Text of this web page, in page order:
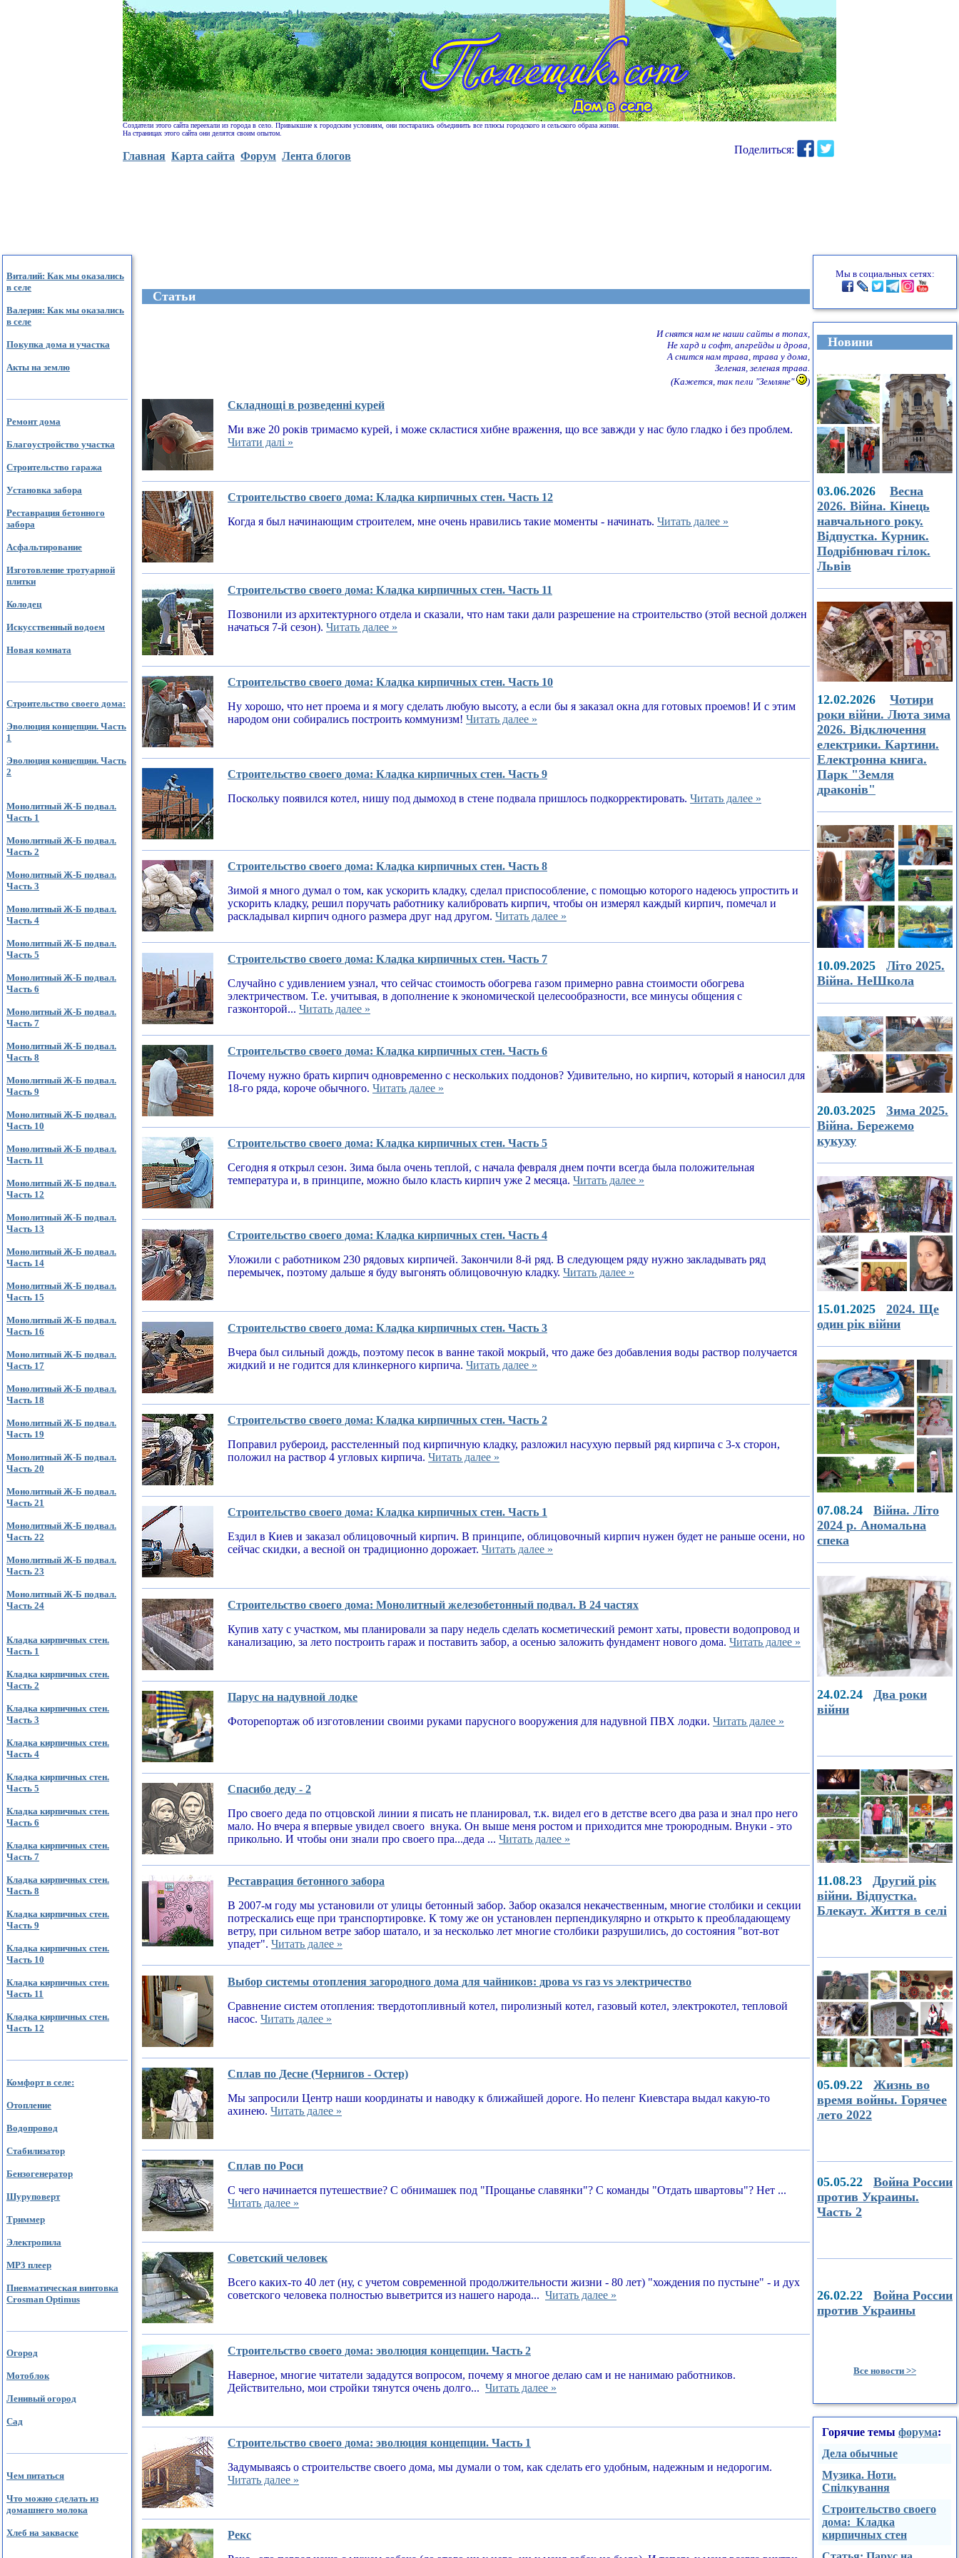
Создатели этого сайта переехали из города в село. Привыкшие к городским условиям, они постарались объединить все плюсы городского и сельского образа жизни.
На страницах этого сайта они делятся своим опытом.
Главная Карта сайта Форум Лента блогов
Поделиться:
Виталий: Как мы оказались
в селе
Валерия: Как мы оказались
в селе
Покупка дома и участка
Акты на землю
Ремонт дома
Благоустройство участка
Строительство гаража
Установка забора
Реставрация бетонного
забора
Асфальтирование
Изготовление тротуарной
плитки
Колодец
Искусственный водоем
Новая комната
Строительство своего дома:
Эволюция концепции. Часть
1
Эволюция концепции. Часть
2
Монолитный Ж-Б подвал.
Часть 1
Монолитный Ж-Б подвал.
Часть 2
Монолитный Ж-Б подвал.
Часть 3
Монолитный Ж-Б подвал.
Часть 4
Монолитный Ж-Б подвал.
Часть 5
Монолитный Ж-Б подвал.
Часть 6
Монолитный Ж-Б подвал.
Часть 7
Монолитный Ж-Б подвал.
Часть 8
Монолитный Ж-Б подвал.
Часть 9
Монолитный Ж-Б подвал.
Часть 10
Монолитный Ж-Б подвал.
Часть 11
Монолитный Ж-Б подвал.
Часть 12
Монолитный Ж-Б подвал.
Часть 13
Монолитный Ж-Б подвал.
Часть 14
Монолитный Ж-Б подвал.
Часть 15
Монолитный Ж-Б подвал.
Часть 16
Монолитный Ж-Б подвал.
Часть 17
Монолитный Ж-Б подвал.
Часть 18
Монолитный Ж-Б подвал.
Часть 19
Монолитный Ж-Б подвал.
Часть 20
Монолитный Ж-Б подвал.
Часть 21
Монолитный Ж-Б подвал.
Часть 22
Монолитный Ж-Б подвал.
Часть 23
Монолитный Ж-Б подвал.
Часть 24
Кладка кирпичных стен.
Часть 1
Кладка кирпичных стен.
Часть 2
Кладка кирпичных стен.
Часть 3
Кладка кирпичных стен.
Часть 4
Кладка кирпичных стен.
Часть 5
Кладка кирпичных стен.
Часть 6
Кладка кирпичных стен.
Часть 7
Кладка кирпичных стен.
Часть 8
Кладка кирпичных стен.
Часть 9
Кладка кирпичных стен.
Часть 10
Кладка кирпичных стен.
Часть 11
Кладка кирпичных стен.
Часть 12
Комфорт в селе:
Отопление
Водопровод
Стабилизатор
Бензогенератор
Шуруповерт
Триммер
Электропила
MP3 плеер
Пневматическая винтовка
Crosman Optimus
Огород
Мотоблок
Ленивый огород
Сад
Чем питаться
Что можно сделать из
домашнего молока
Хлеб на закваске
Cтатьи
И снятся нам не наши сайты в топах,
Не хард и софт, апгрейды и дрова,
А снится нам трава, трава у дома,
Зеленая, зеленая трава.
(Кажется, так пели "Земляне"
)
Складнощі в розведенні курей
Ми вже 20 років тримаємо курей, і може скластися хибне враження, що все завжди у нас було гладко і без проблем.
Читати далі »
Строительство своего дома: Кладка кирпичных стен. Часть 12
Когда я был начинающим строителем, мне очень нравились такие моменты - начинать. Читать далее »
Строительство своего дома: Кладка кирпичных стен. Часть 11
Позвонили из архитектурного отдела и сказали, что нам таки дали разрешение на строительство (этой весной должен
начаться 7-й сезон). Читать далее »
Строительство своего дома: Кладка кирпичных стен. Часть 10
Ну хорошо, что нет проема и я могу сделать любую высоту, а если бы я заказал окна для готовых проемов! И с этим
народом они собирались построить коммунизм! Читать далее »
Строительство своего дома: Кладка кирпичных стен. Часть 9
Поскольку появился котел, нишу под дымоход в стене подвала пришлось подкорректировать. Читать далее »
Строительство своего дома: Кладка кирпичных стен. Часть 8
Зимой я много думал о том, как ускорить кладку, сделал приспособление, с помощью которого надеюсь упростить и
ускорить кладку, решил поручать работнику калибровать кирпич, чтобы он измерял каждый кирпич, помечал и
раскладывал кирпич одного размера друг над другом. Читать далее »
Строительство своего дома: Кладка кирпичных стен. Часть 7
Случайно с удивлением узнал, что сейчас стоимость обогрева газом примерно равна стоимости обогрева
электричеством. Т.е. учитывая, в дополнение к экономической целесообразности, все минусы общения с
газконторой... Читать далее »
Строительство своего дома: Кладка кирпичных стен. Часть 6
Почему нужно брать кирпич одновременно с нескольких поддонов? Удивительно, но кирпич, который я наносил для
18-го ряда, короче обычного. Читать далее »
Строительство своего дома: Кладка кирпичных стен. Часть 5
Сегодня я открыл сезон. Зима была очень теплой, с начала февраля днем почти всегда была положительная
температура и, в принципе, можно было класть кирпич уже 2 месяца. Читать далее »
Строительство своего дома: Кладка кирпичных стен. Часть 4
Уложили с работником 230 рядовых кирпичей. Закончили 8-й ряд. В следующем ряду нужно закладывать ряд
перемычек, поэтому дальше я буду выгонять облицовочную кладку. Читать далее »
Строительство своего дома: Кладка кирпичных стен. Часть 3
Вчера был сильный дождь, поэтому песок в ванне такой мокрый, что даже без добавления воды раствор получается
жидкий и не годится для клинкерного кирпича. Читать далее »
Строительство своего дома: Кладка кирпичных стен. Часть 2
Поправил рубероид, расстеленный под кирпичную кладку, разложил насухую первый ряд кирпича с 3-х сторон,
положил на раствор 4 угловых кирпича. Читать далее »
Строительство своего дома: Кладка кирпичных стен. Часть 1
Ездил в Киев и заказал облицовочный кирпич. В принципе, облицовочный кирпич нужен будет не раньше осени, но
сейчас скидки, а весной он традиционно дорожает. Читать далее »
Строительство своего дома: Монолитный железобетонный подвал. В 24 частях
Купив хату с участком, мы планировали за пару недель сделать косметический ремонт хаты, провести водопровод и
канализацию, за лето построить гараж и поставить забор, а осенью заложить фундамент нового дома. Читать далее »
Парус на надувной лодке
Фоторепортаж об изготовлении своими руками парусного вооружения для надувной ПВХ лодки. Читать далее »
Спасибо деду - 2
Про своего деда по отцовской линии я писать не планировал, т.к. видел его в детстве всего два раза и знал про него
мало. Но вчера я впервые увидел своего внука. Он выше меня ростом и приходится мне троюродным. Внуки - это
прикольно. И чтобы они знали про своего пра...деда ... Читать далее »
Реставрация бетонного забора
В 2007-м году мы установили от улицы бетонный забор. Забор оказался некачественным, многие столбики и секции
потрескались еще при транспортировке. К тому же он установлен перпендикулярно и открыто к преобладающему
ветру, при сильном ветре забор шатало, и за несколько лет многие столбики разрушились, до состояния "вот-вот
упадет". Читать далее »
Выбор системы отопления загородного дома для чайников: дрова vs газ vs электричество
Сравнение систем отопления: твердотопливный котел, пиролизный котел, газовый котел, электрокотел, тепловой
насос. Читать далее »
Сплав по Десне (Чернигов - Остер)
Мы запросили Центр наши координаты и наводку к ближайшей дороге. Но пеленг Киевстара выдал какую-то
ахинею. Читать далее »
Сплав по Роси
С чего начинается путешествие? С обнимашек под "Прощанье славянки"? С команды "Отдать швартовы"? Нет ...
Читать далее »
Советский человек
Всего каких-то 40 лет (ну, с учетом современной продолжительности жизни - 80 лет) "хождения по пустыне" - и дух
советского человека полностью выветрится из нашего народа... Читать далее »
Строительство своего дома: эволюция концепции. Часть 2
Наверное, многие читатели зададутся вопросом, почему я многое делаю сам и не нанимаю работников.
Действительно, мои стройки тянутся очень долго... Читать далее »
Строительство своего дома: эволюция концепции. Часть 1
Задумываясь о строительстве своего дома, мы думали о том, как сделать его удобным, надежным и недорогим.
Читать далее »
Рекс
Мы в социальных сетях:
Новини
03.06.2026 Весна
2026. Війна. Кінець
навчального року.
Відпустка. Курник.
Подрібнювач гілок.
Львів
12.02.2026 Чотири
роки війни. Люта зима
2026. Відключення
електрики. Картини.
Електронна книга.
Парк "Земля
драконів"
10.09.2025 Літо 2025.
Війна. НеШкола
20.03.2025 Зима 2025.
Війна. Бережемо
кукуху
15.01.2025 2024. Ще
один рік війни
07.08.24 Війна. Літо
2024 р. Аномальна
спека
24.02.24 Два роки
війни
11.08.23 Другий рік
війни. Відпустка.
Блекаут. Життя в селі
05.09.22 Жизнь во
время войны. Горячее
лето 2022
05.05.22 Война России
против Украины.
Часть 2
26.02.22 Война России
против Украины
Все новости >>
Горячие темы форума:
Дела обычные
Музика. Ноти.
Спілкування
Строительство своего
дома: Кладка
кирпичных стен